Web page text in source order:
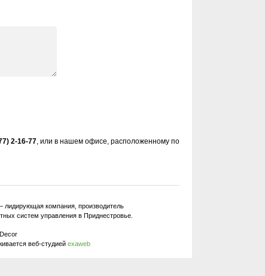
2-16-77, или в нашем офисе, расположенному по
лидирующая компания, производитель
систем управления в Приднестровье.
веб-студией exaweb